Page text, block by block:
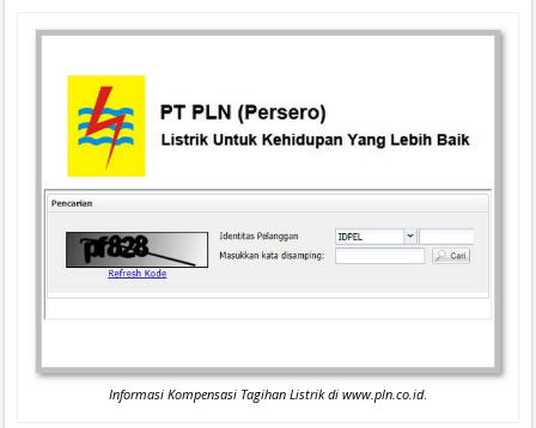
Informasi Kompensasi Tagihan Listrik di www.pln.co.id.